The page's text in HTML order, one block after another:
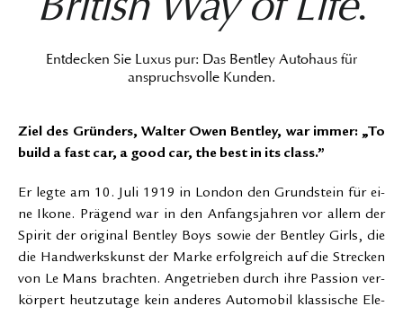
Entdecken Sie Luxus pur: Das Bentley Autohaus für
anspruchsvolle Kunden.
Ziel des Gründers, Walter Owen Bentley, war immer: „To
build a fast car, a good car, the best in its class.”
Er leg­te am 10. Ju­li 1919 in Lon­don den Grund­stein für ei­
ne Iko­ne. Prä­gend war in den An­fangs­jah­ren vor al­lem der
Spi­rit der ori­gi­nal Bent­ley Boys so­wie der Bent­ley Girls, die
die Hand­werks­kunst der Mar­ke er­folg­reich auf die Stre­cken
von Le Mans brach­ten. An­ge­trie­ben durch ih­re Passi­on ver­
kör­pert heut­zu­ta­ge kein an­de­res Au­to­mobil klas­si­sche Ele­